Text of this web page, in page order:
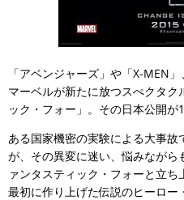
「アベンジャーズ」や「X-MEN
マーベルが新たに放つスぺクタク
ック・フォー」。その日本公開が
ある国家機密の実験による大事
が、その異変に迷い、悩みなが
ァンタスティック・フォーと立
最初に作り上げた伝説のヒーロー